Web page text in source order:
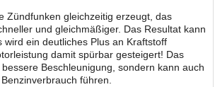
Zündfunken gleichzeitig erzeugt, das
und gleichmäßiger. Das Resultat kann
wird ein deutliches Plus an Kraftstoff
damit spürbar gesteigert! Das
Beschleunigung, sondern kann auch
führen.